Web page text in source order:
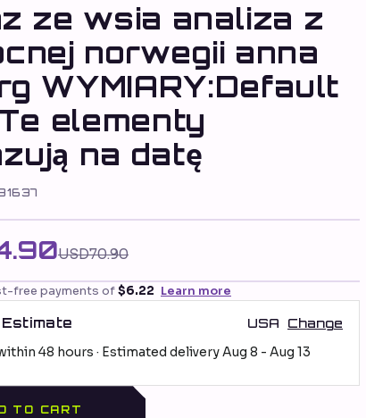
ze wsia analiza z
norwegii anna
WYMIARY:Default
elementy
na datę
USD70.90
free payments of$6.22 Learn more
USA Change
48 hours · Estimated deliveryAug 8 - Aug 13
TO CART